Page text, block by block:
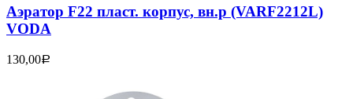
Аэратор F22 пласт. корпус, вн.р (VARF2212L)
VODA
130,00Р